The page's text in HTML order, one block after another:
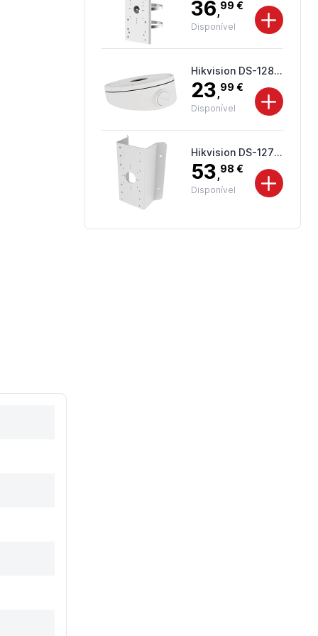
36,99 €
Disponível
Hikvision DS-1281ZJ-M
23,99 €
Disponível
Hikvision DS-1276ZJ-SUS
53,98 €
Disponível